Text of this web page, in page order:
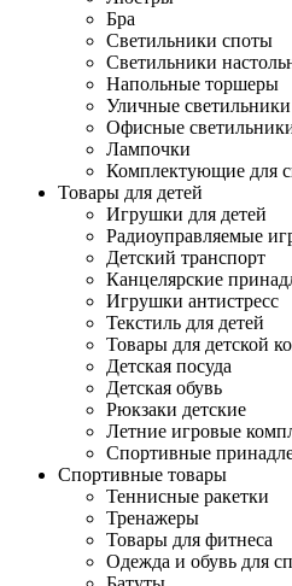
Бра
Светильники споты
Светильники
Напольные торшеры
Уличные светильники
Офисные
Лампочки
Комплектующие для
Товары для детей
Игрушки для детей
Радиоуправляемые
Детский транспорт
Канцелярские
Игрушки антистресс
Текстиль для детей
Товары для детской
Детская посуда
Детская обувь
Рюкзаки детские
Летние игровые
Спортивные
Спортивные товары
Теннисные ракетки
Тренажеры
Товары для фитнеса
Одежда и обувь для